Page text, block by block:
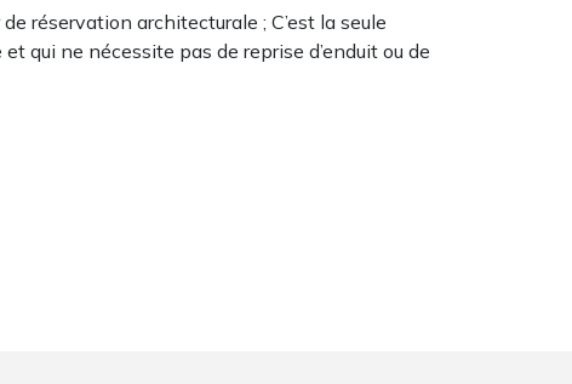
réservation architecturale ; C’est la seule
qui ne nécessite pas de reprise d’enduit ou de